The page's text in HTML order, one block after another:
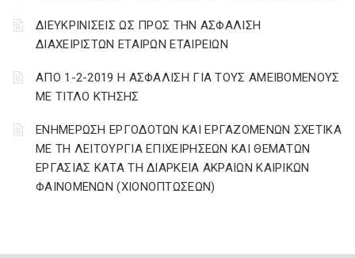
ΔΙΕΥΚΡΙΝΙΣΕΙΣ ΩΣ ΠΡΟΣ ΤΗΝ ΑΣΦΑΛΙΣΗ
ΔΙΑΧΕΙΡΙΣΤΩΝ ΕΤΑΙΡΩΝ ΕΤΑΙΡΕΙΩΝ
ΑΠΟ 1-2-2019 Η ΑΣΦΑΛΙΣΗ ΓΙΑ ΤΟΥΣ ΑΜΕΙΒΟΜΕΝΟΥΣ
ΜΕ ΤΙΤΛΟ ΚΤΗΣΗΣ
ΕΝΗΜΕΡΩΣΗ ΕΡΓΟΔΟΤΩΝ ΚΑΙ ΕΡΓΑΖΟΜΕΝΩΝ ΣΧΕΤΙΚΑ
ΜΕ ΤΗ ΛΕΙΤΟΥΡΓΙΑ ΕΠΙΧΕΙΡΗΣΕΩΝ ΚΑΙ ΘΕΜΑΤΩΝ
ΕΡΓΑΣΙΑΣ ΚΑΤΑ ΤΗ ΔΙΑΡΚΕΙΑ ΑΚΡΑΙΩΝ ΚΑΙΡΙΚΩΝ
ΦΑΙΝΟΜΕΝΩΝ (ΧΙΟΝΟΠΤΩΣΕΩΝ)